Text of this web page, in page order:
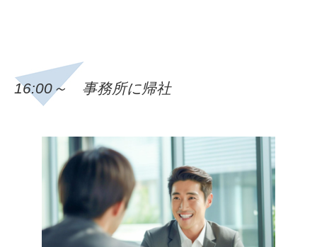
16:00～ 事務所に帰社